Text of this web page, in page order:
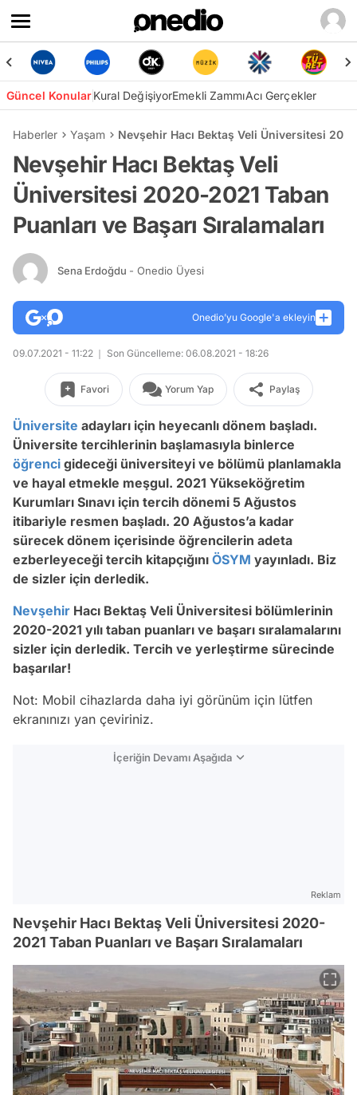
Güncel KonularKural DeğişiyorEmekli ZammıAcı Gerçekler
Haberler Yaşam Nevşehir Hacı Bektaş Veli Üniversitesi
Nevşehir Hacı Bektaş Veli
Üniversitesi 2020-2021 Taban
Puanları ve Başarı Sıralamaları
Sena Erdoğdu - Onedio Üyesi
Onedio’yu Google'a ekleyin
09.07.2021 - 11:22 Son Güncelleme: 06.08.2021 - 18:26
Favori Yorum Yap Paylaş
Üniversite adayları için heyecanlı dönem başladı.
Üniversite tercihlerinin başlamasıyla binlerce
öğrenci gideceği üniversiteyi ve bölümü planlamakla
ve hayal etmekle meşgul. 2021 Yükseköğretim
Kurumları Sınavı için tercih dönemi 5 Ağustos
itibariyle resmen başladı. 20 Ağustos’a kadar
sürecek dönem içerisinde öğrencilerin adeta
ezberleyeceği tercih kitapçığını ÖSYM yayınladı. Biz
de sizler için derledik.
Nevşehir Hacı Bektaş Veli Üniversitesi bölümlerinin
2020-2021 yılı taban puanları ve başarı sıralamalarını
sizler için derledik. Tercih ve yerleştirme sürecinde
başarılar!
Not: Mobil cihazlarda daha iyi görünüm için lütfen
ekranınızı yan çeviriniz.
İçeriğin Devamı Aşağıda
Reklam
Nevşehir Hacı Bektaş Veli Üniversitesi 2020-
2021 Taban Puanları ve Başarı Sıralamaları